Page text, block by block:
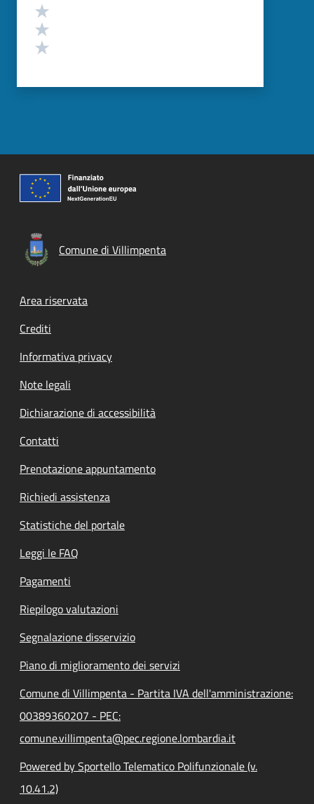
Comune di Villimpenta
Footer menu
Area riservata
Crediti
Informativa privacy
Note legali
Dichiarazione di accessibilità
Contatti
Prenotazione appuntamento
Richiedi assistenza
Statistiche del portale
Leggi le FAQ
Pagamenti
Riepilogo valutazioni
Segnalazione disservizio
Piano di miglioramento dei servizi
Comune di Villimpenta - Partita IVA dell'amministrazione:
00389360207 - PEC:
comune.villimpenta@pec.regione.lombardia.it
Powered by Sportello Telematico Polifunzionale (v.
10.41.2)